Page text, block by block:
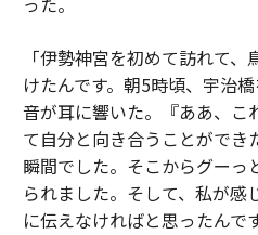
「伊勢神宮を初めて訪れて
けたんです。朝5時頃、宇治
音が耳に響いた。『ああ、こ
て自分と向き合うことができ
瞬間でした。そこからグーっ
られました。そして、私が感
に伝えなければと思ったんで